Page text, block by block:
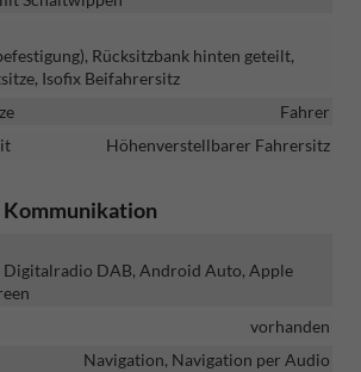
Rücksitzbank hinten geteilt,
Isofix Beifahrersitz
Fahrer
Höhenverstellbarer Fahrersitz
Digitalradio DAB, Android Auto, Apple
vorhanden
Navigation, Navigation per Audio